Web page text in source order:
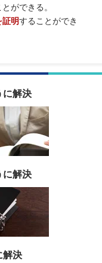
に解決
に解決
解決
とができる。
証明することができ